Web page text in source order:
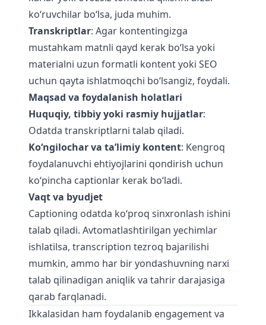
ko‘ruvchilar bo‘lsa, juda muhim.
Transkriptlar: Agar kontentingizga
mustahkam matnli qayd kerak bo‘lsa yoki
materialni uzun formatli kontent yoki SEO
uchun qayta ishlatmoqchi bo‘lsangiz, foydali.
Maqsad va foydalanish holatlari
Huquqiy, tibbiy yoki rasmiy hujjatlar:
Odatda transkriptlarni talab qiladi.
Ko‘ngilochar va ta’limiy kontent: Kengroq
foydalanuvchi ehtiyojlarini qondirish uchun
ko‘pincha captionlar kerak bo‘ladi.
Vaqt va byudjet
Captioning odatda ko‘proq sinxronlash ishini
talab qiladi. Avtomatlashtirilgan yechimlar
ishlatilsa, transcription tezroq bajarilishi
mumkin, ammo har bir yondashuvning narxi
talab qilinadigan aniqlik va tahrir darajasiga
qarab farqlanadi.
Ikkalasidan ham foydalanib engagement va